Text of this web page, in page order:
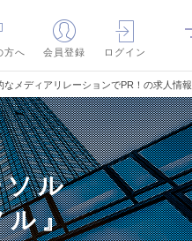
方へ 会員登録 ログイン
メディアリレーションでPR！の求人情報
ソル
ル』